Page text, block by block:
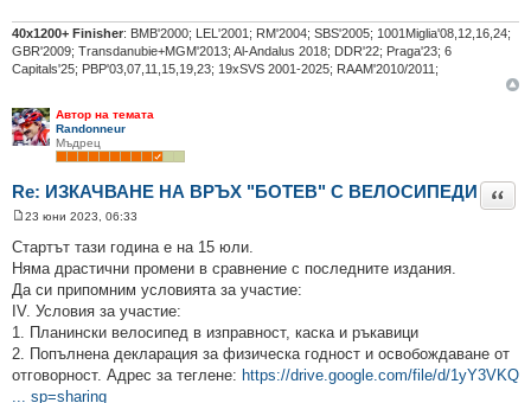
40х1200+ Finisher: BMB'2000; LEL'2001; RM'2004; SBS'2005; 1001Miglia'08,12,16,24;
GBR'2009; Transdanubie+MGM'2013; Al-Andalus 2018; DDR'22; Praga'23; 6
Capitals'25; PBP'03,07,11,15,19,23; 19xSVS 2001-2025; RAAM'2010/2011;
Автор на темата
Randonneur
Мъдрец
Re: ИЗКАЧВАНЕ НА ВРЪХ "БОТЕВ" С ВЕЛОСИПЕДИ
е
н
е
23 юни 2023, 06:33
Стартът тази година е на 15 юли.
Няма драстични промени в сравнение с последните издания.
Да си припомним условията за участие:
IV. Условия за участие:
1. Планински велосипед в изправност, каска и ръкавици
2. Попълнена декларация за физическа годност и освобождаване от
отговорност. Адрес за теглене: https://drive.google.com/file/d/1yY3VKQ
... sp=sharing